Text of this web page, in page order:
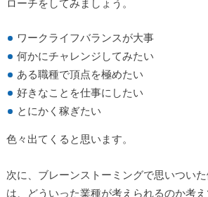
ローチをしてみましょう。
ワークライフバランスが大事
何かにチャレンジしてみたい
ある職種で頂点を極めたい
好きなことを仕事にしたい
とにかく稼ぎたい
色々出てくると思います。
次に、ブレーンストーミングで思いつい
は、どういった業種が考えられるのか考え